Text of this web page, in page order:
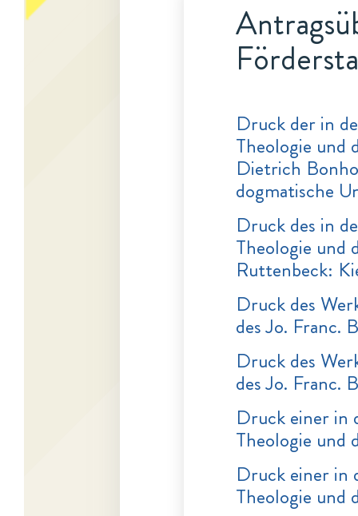
Druck der in
Theologie und
Dietrich
dogmatische
Druck des in
Theologie und
Ruttenbeck:
Druck des
des Jo. Franc.
Druck des
des Jo. Franc.
Druck einer in
Theologie und
Druck einer in
Theologie und